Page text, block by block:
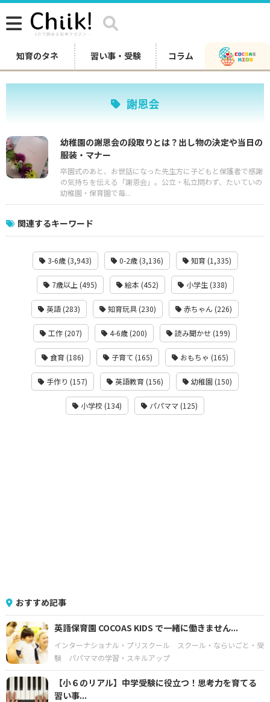
知育のタネ 習い事・受験 コラム
謝恩会
幼稚園の謝恩会の段取りとは？出し物の決定や当日の
服装・マナー
卒園式のあと、お世話になった先生方に子どもと保護者で感謝
の気持ちを伝える「謝恩会」。公立・私立問わず、たいていの
幼稚園・保育園で毎...
関連するキーワード
3-6歳 (3,943) 0-2歳 (3,136) 知育 (1,335)
7歳以上 (495) 絵本 (452) 小学生 (338)
英語 (283) 知育玩具 (230) 赤ちゃん (226)
工作 (207) 4-6歳 (200) 読み聞かせ (199)
食育 (186) 子育て (165) おもちゃ (165)
手作り (157) 英語教育 (156) 幼稚園 (150)
小学校 (134) パパママ (125)
おすすめ記事
英語保育園 COCOAS KIDS で一緒に働きません...
インターナショナル・プリスクール
スクール・ならいごと・受
験
パパママの学習・スキルアップ
【小６のリアル】中学受験に役立つ！思考力を育てる
習い事...